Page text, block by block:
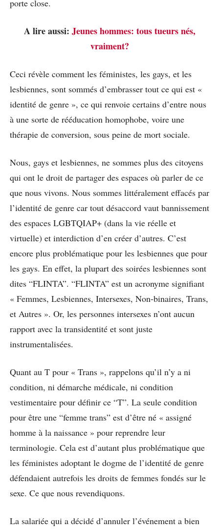
porte close.
A lire aussi: Jeunes hommes: tous tueurs nés,
vraiment?
Ceci révèle comment les féministes, les gays, et les
lesbiennes, sont sommés d’embrasser tout ce qui est «
identité de genre », ce qui renvoie certains d’entre nous
à une sorte de rééducation homophobe, voire une
thérapie de conversion, sous peine de mort sociale.
Nous, gays et lesbiennes, ne sommes plus des citoyens
qui ont le droit de partager des espaces où parler de ce
que nous vivons. Nous sommes littéralement effacés par
l’identité de genre car tout désaccord vaut bannissement
des espaces LGBTQIAP+ (dans la vie réelle et
virtuelle) et interdiction d’en créer d’autres. C’est
encore plus problématique pour les lesbiennes que pour
les gays. En effet, la plupart des soirées lesbiennes sont
dites “FLINTA”. “FLINTA” est un acronyme signifiant
« Femmes, Lesbiennes, Intersexes, Non-binaires, Trans,
et Autres ». Or, les personnes intersexes n’ont aucun
rapport avec la transidentité et sont juste
instrumentalisées.
Quant au T pour « Trans », rappelons qu’il n’y a ni
condition, ni démarche médicale, ni condition
vestimentaire pour définir ce “T”. La seule condition
pour être une “femme trans” est d’être né « assigné
homme à la naissance » pour reprendre leur
terminologie. Cela est d’autant plus problématique que
les féministes adoptant le dogme de l’identité de genre
défendaient autrefois les droits de femmes fondés sur le
sexe. Ce que nous revendiquons.
La salariée qui a décidé d’annuler l’événement a bien